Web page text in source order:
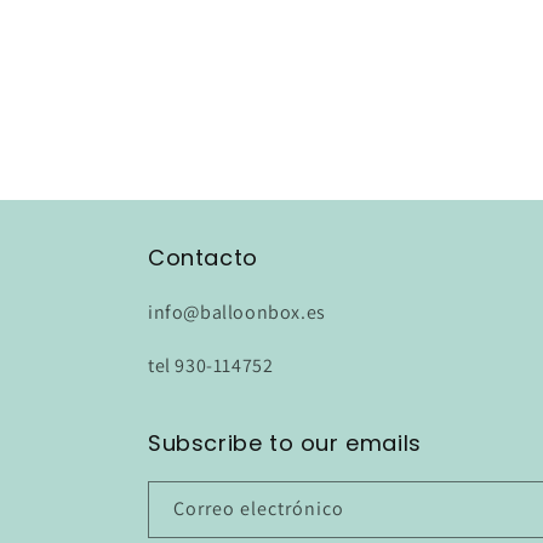
Contacto
info@balloonbox.es
tel 930-114752
Subscribe to our emails
Correo electrónico